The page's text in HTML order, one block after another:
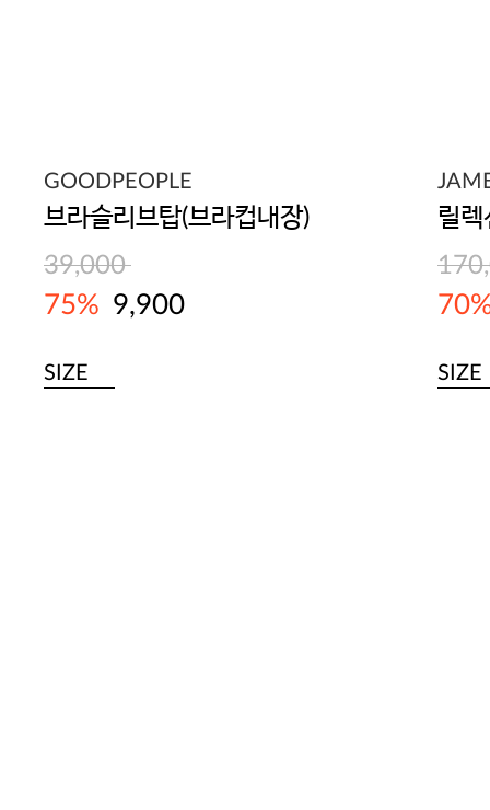
GOODPEOPLE
브라슬리브탑(브라컵내장)
39,000
75% 9,900
SIZE SIZE